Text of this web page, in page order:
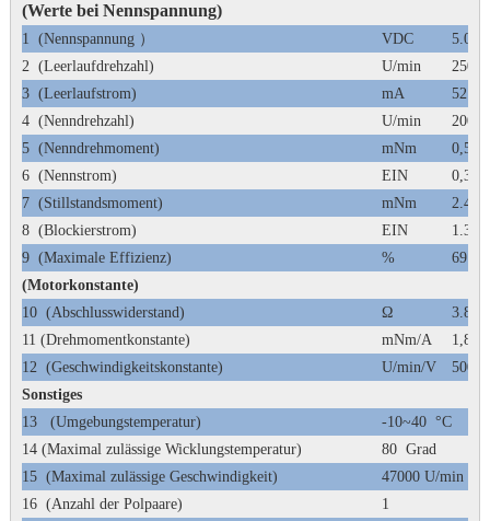
(Werte bei Nennspannung)
1 (Nennspannung ） VDC
5.0
2 (Leerlaufdrehzahl) U/min
25000
3 (Leerlaufstrom) mA
52
4 (Nenndrehzahl) U/min
20000
5 (Nenndrehmoment) mNm
0,5
6 (Nennstrom) EIN
0,30
7 (Stillstandsmoment) mNm
2.46
8 (Blockierstrom) EIN
1.32
9 (Maximale Effizienz) %
69
(Motorkonstante)
10 (Abschlusswiderstand) Ω
3.8
11 (Drehmomentkonstante)
mNm/A
1,87
12 (Geschwindigkeitskonstante) U/min/V
5000
Sonstiges
13 (Umgebungstemperatur) -10~40 °C
14 (Maximal zulässige Wicklungstemperatur)
80 Grad
15 (Maximal zulässige Geschwindigkeit)
47000 U/min
16 (Anzahl der Polpaare)
1